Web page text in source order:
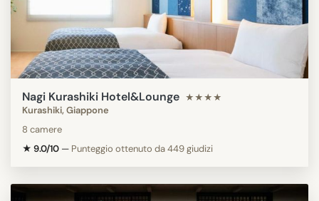
Nagi Kurashiki Hotel&Lounge ★★★★
Kurashiki, Giappone
8 camere
★ 9.0/10 — Punteggio ottenuto da 449 giudizi